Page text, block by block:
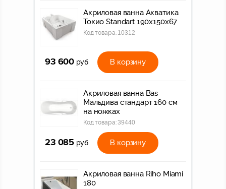
Акриловая ванна Акватика
Токио Standart 190х150х67
Код товара: 10312
93 600 руб В корзину
Акриловая ванна Bas
Мальдива стандарт 160 см
на ножках
Код товара:39440
23 085 руб В корзину
Акриловая ванна Riho Miami
180